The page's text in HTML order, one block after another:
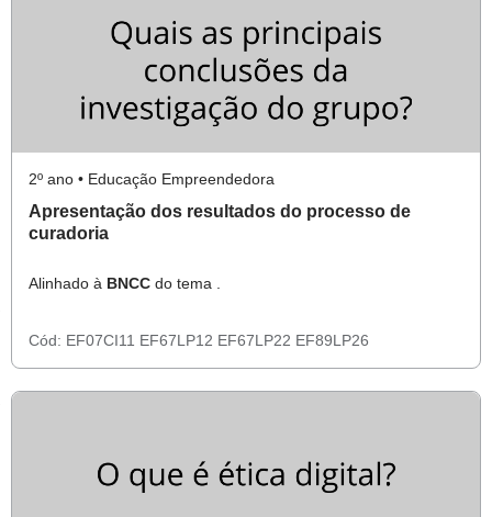
2º ano • Educação Empreendedora
Apresentação dos resultados do processo de
curadoria
Alinhado à BNCC do tema .
Cód: EF07CI11 EF67LP12 EF67LP22 EF89LP26